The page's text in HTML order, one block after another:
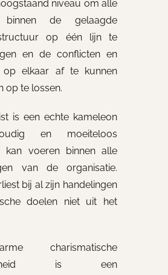
niveau om alle
binnen de gelaagde
op één lijn te
en de conflicten en
op elkaar af te kunnen
op te lossen.
is een echte kameleon
en moeiteloos
kan voeren binnen alle
van de organisatie.
bij al zijn handelingen
doelen niet uit het
charismatische
is een